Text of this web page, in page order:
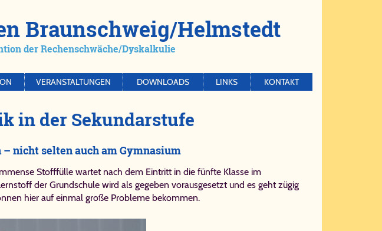
Braun­schweig/​Helm­stedt
der Re­chen­schwä­che/​Dys­kal­ku­lie
VERANSTALTUNGEN DOWNLOADS LINKS KONTAKT
in der Se­kun­dar­stu­fe
nicht selten auch am Gymnasium
Stofffülle wartet nach dem Eintritt in die fünfte Klasse im
der Grundschule wird als gegeben vorausgesetzt und es geht zügig
hier auf einmal große Probleme bekommen.